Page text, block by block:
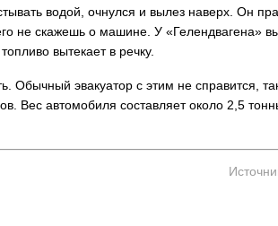
водой, очнулся и вылез наверх. Он
не скажешь о машине. У «Гелендвагена»
вытекает в речку.
эвакуатор с этим не справится,
Вес автомобиля составляет около 2,5